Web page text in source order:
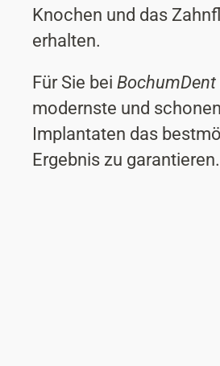
Knochen und das
erhalten.
Für Sie bei BochumDent
modernste und
Implantaten das
Ergebnis zu garantieren.